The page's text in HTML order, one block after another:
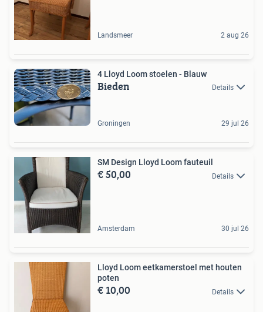
Landsmeer 2 aug 26
4 Lloyd Loom stoelen - Blauw
Bieden Details
Groningen 29 jul 26
SM Design Lloyd Loom fauteuil
€ 50,00 Details
Amsterdam 30 jul 26
Lloyd Loom eetkamerstoel met houten
poten
€ 10,00 Details